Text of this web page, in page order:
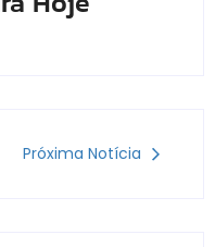
Próxima Notícia